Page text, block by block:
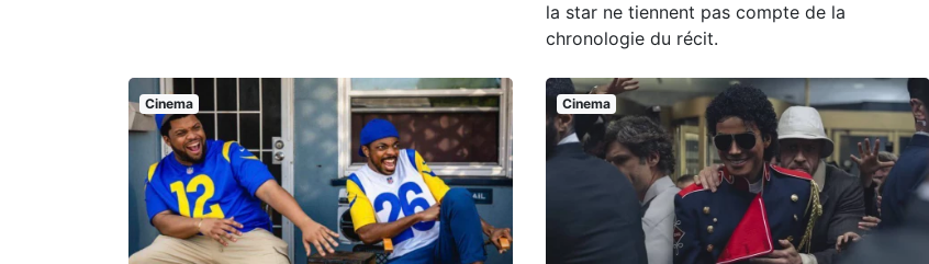
la star ne tiennent pas compte de la
chronologie du récit.
Cinema Cinema